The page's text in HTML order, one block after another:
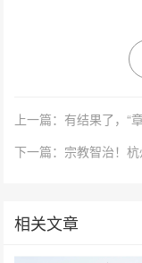
上一篇：有结果了，“
下一篇：宗教智治！
相关文章